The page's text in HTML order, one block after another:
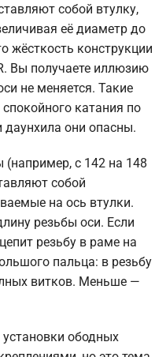
собой втулку,
её диаметр до
жёсткость конструкции
Вы получаете иллюзию
не меняется. Такие
катания по
они опасны.
с 142 на 148
собой
на ось втулки.
резьбы оси. Если
резьбу в раме на
пальца: в резьбу
витков. Меньше —
ободных